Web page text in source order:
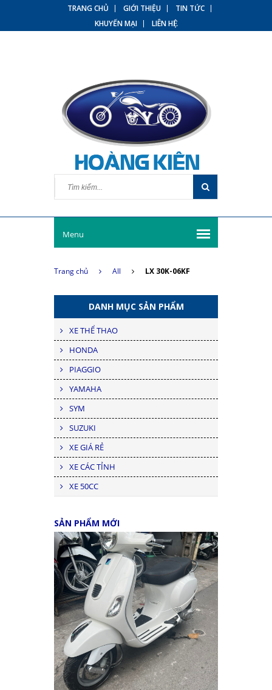
TRANG CHỦ GIỚI THIỆU
TIN TỨC
KHUYẾN MẠI
LIÊN HỆ
Menu
Trang chủ All LX 30K-06KF
DANH MỤC SẢN PHẨM
XE THỂ THAO
HONDA
PIAGGIO
YAMAHA
SYM
SUZUKI
XE GIÁ RẺ
XE CÁC TỈNH
XE 50CC
SẢN PHẨM MỚI